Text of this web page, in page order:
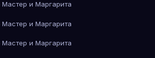
и Маргарита
и Маргарита
и Маргарита